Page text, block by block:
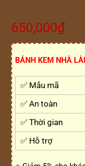
650,000₫
BÁNH KEM NHÀ
✅ Mẫu mã
✅ An toàn
✅ Thời gian
✅ Hỗ trợ